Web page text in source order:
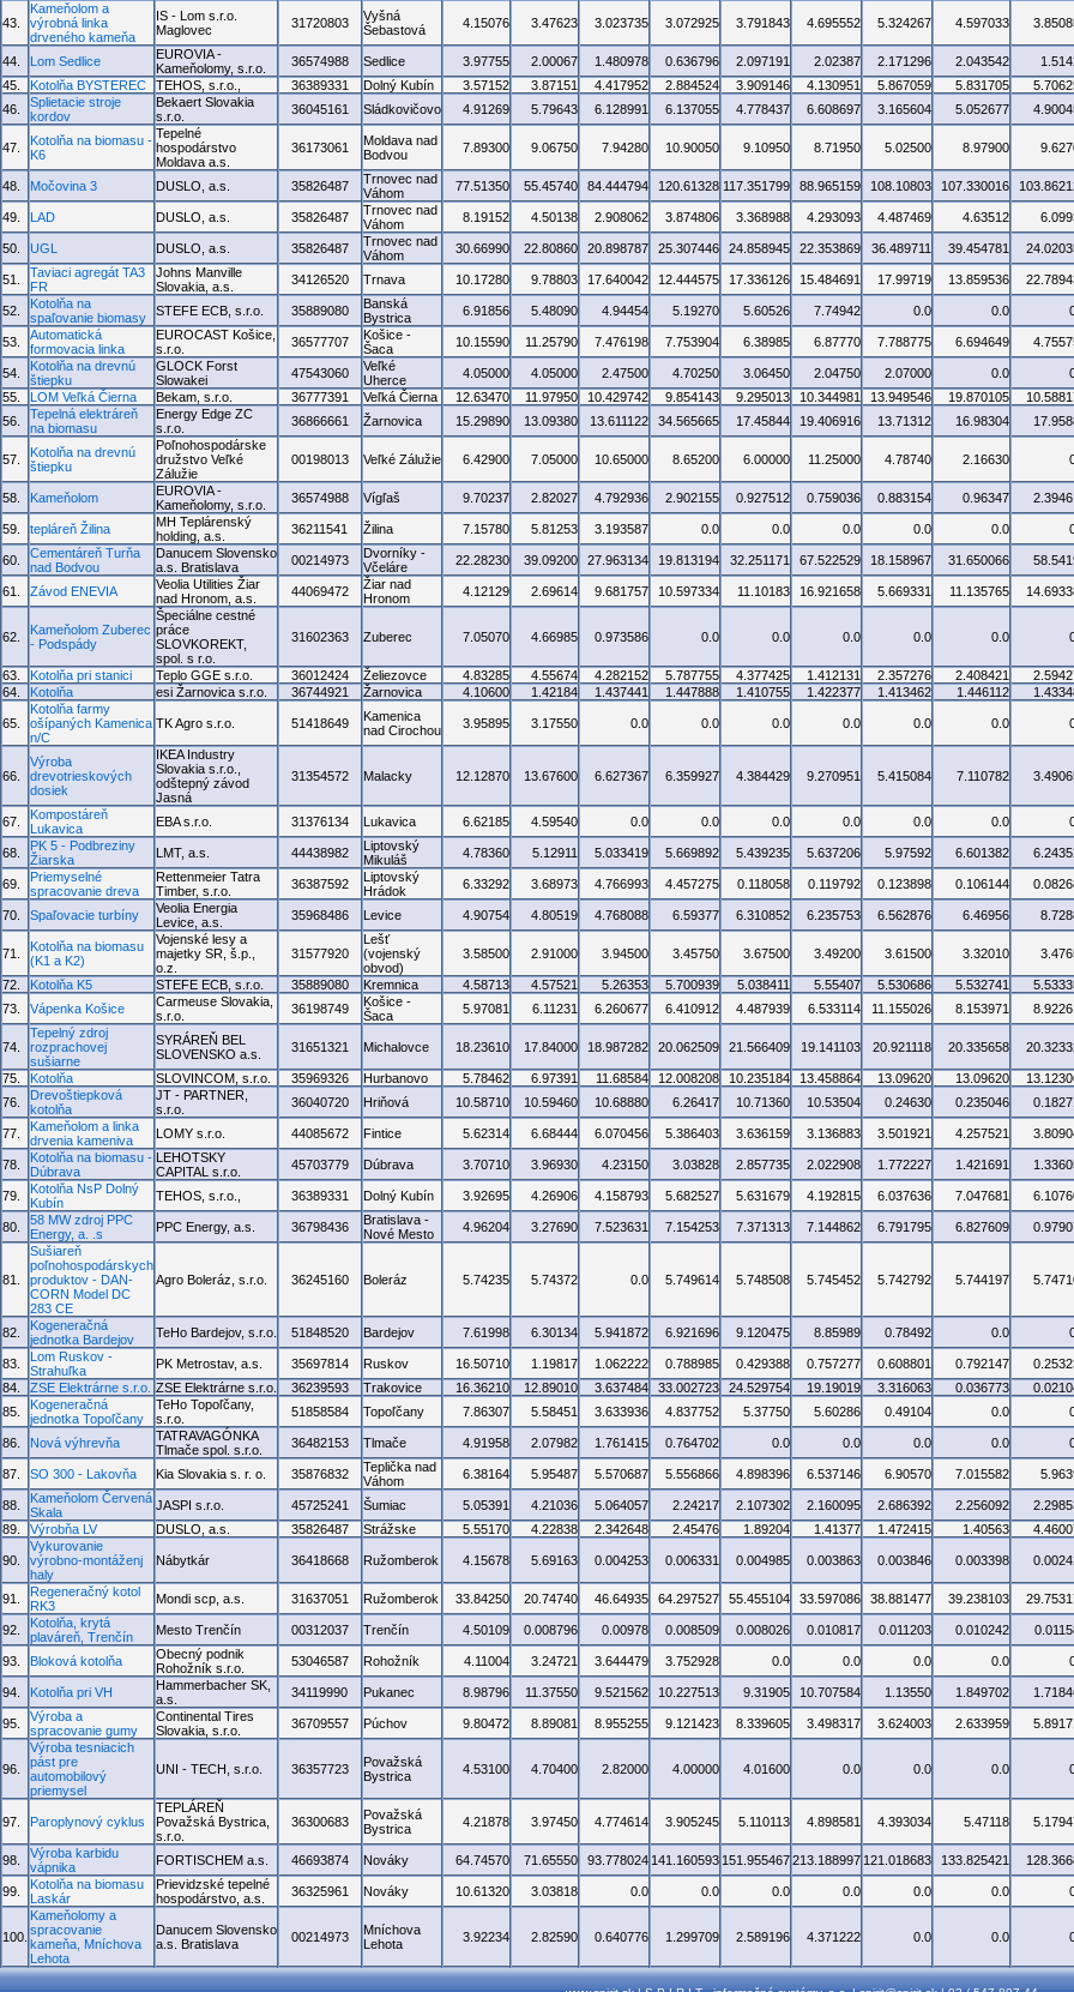
43.
Kameňolom a
výrobná linka
drveného kameňa
IS - Lom s.r.o.
Maglovec
31720803
Vyšná
Šebastová
4.15076 3.47623 3.023735 3.072925 3.791843 4.695552 5.324267 4.597033
44. Lom Sedlice
EUROVIA -
Kameňolomy, s.r.o.
36574988 Sedlice 3.97755 2.00067 1.480978 0.636796 2.097191 2.02387 2.171296 2.043542
45.
Kotolňa BYSTEREC TEHOS, s.r.o., 36389331 Dolný Kubín 3.57152 3.87151 4.417952 2.884524 3.909146 4.130951 5.867059 5.831705
46.
Splietacie stroje
kordov
Bekaert Slovakia
s.r.o.
36045161 Sládkovičovo 4.91269 5.79643 6.128991 6.137055 4.778437 6.608697 3.165604 5.052677
47.
Kotolňa na biomasu -
K6
Tepelné
hospodárstvo
Moldava a.s.
36173061
Moldava nad
Bodvou
7.89300 9.06750 7.94280 10.90050 9.10950 8.71950 5.02500 8.97900
48. Močovina 3 DUSLO, a.s. 35826487
Trnovec nad
Váhom
77.51350 55.45740 84.444794 120.61328 117.351799 88.965159 108.10803 107.330016
49. LAD DUSLO, a.s. 35826487
Trnovec nad
Váhom
8.19152 4.50138 2.908062 3.874806 3.368988 4.293093 4.487469 4.63512
50. UGL DUSLO, a.s. 35826487
Trnovec nad
Váhom
30.66990 22.80860 20.898787 25.307446 24.858945 22.353869 36.489711 39.454781
51.
Taviaci agregát TA3
FR
Johns Manville
Slovakia, a.s.
34126520 Trnava 10.17280 9.78803 17.640042 12.444575 17.336126 15.484691 17.99719 13.859536
52.
Kotolňa na
spaľovanie biomasy
STEFE ECB, s.r.o. 35889080
Banská
Bystrica
6.91856 5.48090 4.94454 5.19270 5.60526 7.74942 0.0 0.0
53.
Automatická
formovacia linka
EUROCAST Košice,
s.r.o.
36577707
Košice -
Šaca
10.15590 11.25790 7.476198 7.753904 6.38985 6.87770 7.788775 6.694649
54.
Kotolňa na drevnú
štiepku
GLOCK Forst
Slowakei
47543060
Veľké
Uherce
4.05000 4.05000 2.47500 4.70250 3.06450 2.04750 2.07000 0.0
55.
LOM Veľká Čierna Bekam, s.r.o. 36777391 Veľká Čierna 12.63470 11.97950 10.429742 9.854143 9.295013 10.344981 13.949546 19.870105
56.
Tepelná elektráreň
na biomasu
Energy Edge ZC
s.r.o.
36866661 Žarnovica 15.29890 13.09380 13.611122 34.565665 17.45844 19.406916 13.71312 16.98304
57.
Kotolňa na drevnú
štiepku
Poľnohospodárske
družstvo Veľké
Zálužie
00198013 Veľké Zálužie 6.42900 7.05000 10.65000 8.65200 6.00000 11.25000 4.78740 2.16630
58. Kameňolom
EUROVIA -
Kameňolomy, s.r.o.
36574988 Vígľaš 9.70237 2.82027 4.792936 2.902155 0.927512 0.759036 0.883154 0.96347
59. tepláreň Žilina
MH Teplárenský
holding, a.s.
36211541 Žilina 7.15780 5.81253 3.193587 0.0 0.0 0.0 0.0 0.0
60.
Cementáreň Turňa
nad Bodvou
Danucem Slovensko
a.s. Bratislava
00214973
Dvorníky -
Včeláre
22.28230 39.09200 27.963134 19.813194 32.251171 67.522529 18.158967 31.650066
61. Závod ENEVIA
Veolia Utilities Žiar
nad Hronom, a.s.
44069472
Žiar nad
Hronom
4.12129 2.69614 9.681757 10.597334 11.10183 16.921658 5.669331 11.135765
62.
Kameňolom Zuberec
- Podspády
Špeciálne cestné
práce
SLOVKOREKT,
spol. s r.o.
31602363 Zuberec 7.05070 4.66985 0.973586 0.0 0.0 0.0 0.0 0.0
63. Kotolňa pri stanici Teplo GGE s.r.o. 36012424 Želiezovce 4.83285 4.55674 4.282152 5.787755 4.377425 1.412131 2.357276 2.408421
64.
Kotolňa esi Žarnovica s.r.o. 36744921 Žarnovica 4.10600 1.42184 1.437441 1.447888 1.410755 1.422377 1.413462 1.446112
65.
Kotolňa farmy
ošípaných Kamenica
n/C
TK Agro s.r.o. 51418649
Kamenica
nad Cirochou
3.95895 3.17550 0.0 0.0 0.0 0.0 0.0 0.0
66.
Výroba
drevotrieskových
dosiek
IKEA Industry
Slovakia s.r.o.,
odštepný závod
Jasná
31354572 Malacky 12.12870 13.67600 6.627367 6.359927 4.384429 9.270951 5.415084 7.110782
67.
Kompostáreň
Lukavica
EBA s.r.o. 31376134 Lukavica 6.62185 4.59540 0.0 0.0 0.0 0.0 0.0 0.0
68.
PK 5 - Podbreziny
Žiarska
LMT, a.s. 44438982
Liptovský
Mikuláš
4.78360 5.12911 5.033419 5.669892 5.439235 5.637206 5.97592 6.601382
69.
Priemyselné
spracovanie dreva
Rettenmeier Tatra
Timber, s.r.o.
36387592
Liptovský
Hrádok
6.33292 3.68973 4.766993 4.457275 0.118058 0.119792 0.123898 0.106144
70. Spaľovacie turbíny
Veolia Energia
Levice, a.s.
35968486 Levice 4.90754 4.80519 4.768088 6.59377 6.310852 6.235753 6.562876 6.46956
71.
Kotolňa na biomasu
(K1 a K2)
Vojenské lesy a
majetky SR, š.p.,
o.z.
31577920
Lešť
(vojenský
obvod)
3.58500 2.91000 3.94500 3.45750 3.67500 3.49200 3.61500 3.32010
72. Kotolňa K5 STEFE ECB, s.r.o. 35889080 Kremnica 4.58713 4.57521 5.26353 5.700939 5.038411 5.55407 5.530686 5.532741
73.
Vápenka Košice
Carmeuse Slovakia,
s.r.o.
36198749
Košice -
Šaca
5.97081 6.11231 6.260677 6.410912 4.487939 6.533114 11.155026 8.153971
74.
Tepelný zdroj
rozprachovej
sušiarne
SYRÁREŇ BEL
SLOVENSKO a.s.
31651321 Michalovce 18.23610 17.84000 18.987282 20.062509 21.566409 19.141103 20.921118 20.335658
75. Kotolňa SLOVINCOM, s.r.o. 35969326 Hurbanovo 5.78462 6.97391 11.68584 12.008208 10.235184 13.458864 13.09620 13.09620
76.
Drevoštiepková
kotolňa
JT - PARTNER,
s.r.o.
36040720 Hriňová 10.58710 10.59460 10.68880 6.26417 10.71360 10.53504 0.24630 0.235046
77.
Kameňolom a linka
drvenia kameniva
LOMY s.r.o. 44085672 Fintice 5.62314 6.68444 6.070456 5.386403 3.636159 3.136883 3.501921 4.257521
78.
Kotolňa na biomasu -
Dúbrava
LEHOTSKY
CAPITAL s.r.o.
45703779 Dúbrava 3.70710 3.96930 4.23150 3.03828 2.857735 2.022908 1.772227 1.421691
79.
Kotolňa NsP Dolný
Kubín
TEHOS, s.r.o., 36389331 Dolný Kubín 3.92695 4.26906 4.158793 5.682527 5.631679 4.192815 6.037636 7.047681
80.
58 MW zdroj PPC
Energy, a. .s
PPC Energy, a.s. 36798436
Bratislava -
Nové Mesto
4.96204 3.27690 7.523631 7.154253 7.371313 7.144862 6.791795 6.827609
81.
Sušiareň
poľnohospodárskych
produktov - DAN-
CORN Model DC
283 CE
Agro Boleráz, s.r.o. 36245160 Boleráz 5.74235 5.74372 0.0 5.749614 5.748508 5.745452 5.742792 5.744197
82.
Kogeneračná
jednotka Bardejov
TeHo Bardejov, s.r.o. 51848520 Bardejov 7.61998 6.30134 5.941872 6.921696 9.120475 8.85989 0.78492 0.0
83.
Lom Ruskov -
Strahuľka
PK Metrostav, a.s. 35697814 Ruskov 16.50710 1.19817 1.062222 0.788985 0.429388 0.757277 0.608801 0.792147
84.
ZSE Elektrárne s.r.o. ZSE Elektrárne s.r.o. 36239593 Trakovice 16.36210 12.89010 3.637484 33.002723 24.529754 19.19019 3.316063 0.036773
85.
Kogeneračná
jednotka Topoľčany
TeHo Topoľčany,
s.r.o.
51858584 Topoľčany 7.86307 5.58451 3.633936 4.837752 5.37750 5.60286 0.49104 0.0
86. Nová výhrevňa
TATRAVAGÓNKA
Tlmače spol. s.r.o.
36482153 Tlmače 4.91958 2.07982 1.761415 0.764702 0.0 0.0 0.0 0.0
87. SO 300 - Lakovňa Kia Slovakia s. r. o. 35876832
Teplička nad
Váhom
6.38164 5.95487 5.570687 5.556866 4.898396 6.537146 6.90570 7.015582
88.
Kameňolom Červená
Skala
JASPI s.r.o. 45725241 Šumiac 5.05391 4.21036 5.064057 2.24217 2.107302 2.160095 2.686392 2.256092
89.
Výrobňa LV DUSLO, a.s. 35826487 Strážske 5.55170 4.22838 2.342648 2.45476 1.89204 1.41377 1.472415 1.40563
90.
Vykurovanie
výrobno-montáženj
haly
Nábytkár 36418668 Ružomberok 4.15678 5.69163 0.004253 0.006331 0.004985 0.003863 0.003846 0.003398
91.
Regeneračný kotol
RK3
Mondi scp, a.s. 31637051 Ružomberok 33.84250 20.74740 46.64935 64.297527 55.455104 33.597086 38.881477 39.238103
92.
Kotolňa, krytá
plaváreň, Trenčín
Mesto Trenčín 00312037 Trenčín 4.50109 0.008796 0.00978 0.008509 0.008026 0.010817 0.011203 0.010242
93. Bloková kotolňa
Obecný podnik
Rohožník s.r.o.
53046587 Rohožník 4.11004 3.24721 3.644479 3.752928 0.0 0.0 0.0 0.0
94. Kotolňa pri VH
Hammerbacher SK,
a.s.
34119990 Pukanec 8.98796 11.37550 9.521562 10.227513 9.31905 10.707584 1.13550 1.849702
95.
Výroba a
spracovanie gumy
Continental Tires
Slovakia, s.r.o.
36709557 Púchov 9.80472 8.89081 8.955255 9.121423 8.339605 3.498317 3.624003 2.633959
96.
Výroba tesniacich
pást pre
automobilový
priemysel
UNI - TECH, s.r.o. 36357723
Považská
Bystrica
4.53100 4.70400 2.82000 4.00000 4.01600 0.0 0.0 0.0
97. Paroplynový cyklus
TEPLÁREŇ
Považská Bystrica,
s.r.o.
36300683
Považská
Bystrica
4.21878 3.97450 4.774614 3.905245 5.110113 4.898581 4.393034 5.47118
98.
Výroba karbidu
vápnika
FORTISCHEM a.s. 46693874 Nováky 64.74570 71.65550 93.778024 141.160593 151.955467213.188997 121.018683 133.825421
99.
Kotolňa na biomasu
Laskár
Prievidzské tepelné
hospodárstvo, a.s.
36325961 Nováky 10.61320 3.03818 0.0 0.0 0.0 0.0 0.0 0.0
100.
Kameňolomy a
spracovanie
kameňa, Mníchova
Lehota
Danucem Slovensko
a.s. Bratislava
00214973
Mníchova
Lehota
3.92234 2.82590 0.640776 1.299709 2.589196 4.371222 0.0 0.0